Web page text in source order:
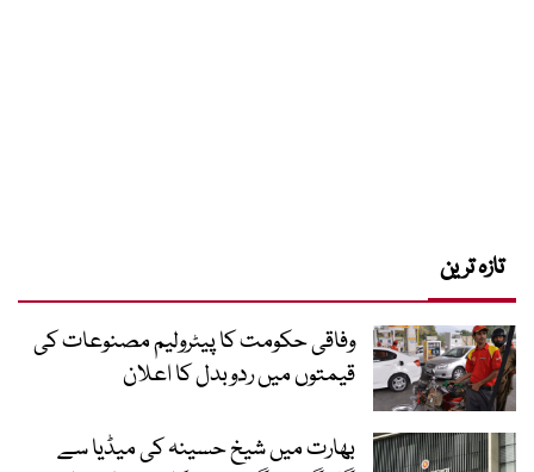
تازہ ترین
وفاقی حکومت کا پیٹرولیم مصنوعات کی
قیمتوں میں ردوبدل کا اعلان
بھارت میں شیخ حسینہ کی میڈیا سے